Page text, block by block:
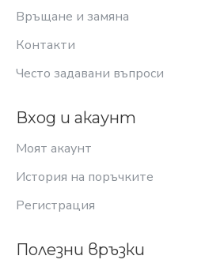
Връщане и замяна
Контакти
Често задавани въпроси
Вход и акаунт
Моят акаунт
История на поръчките
Регистрация
Полезни връзки